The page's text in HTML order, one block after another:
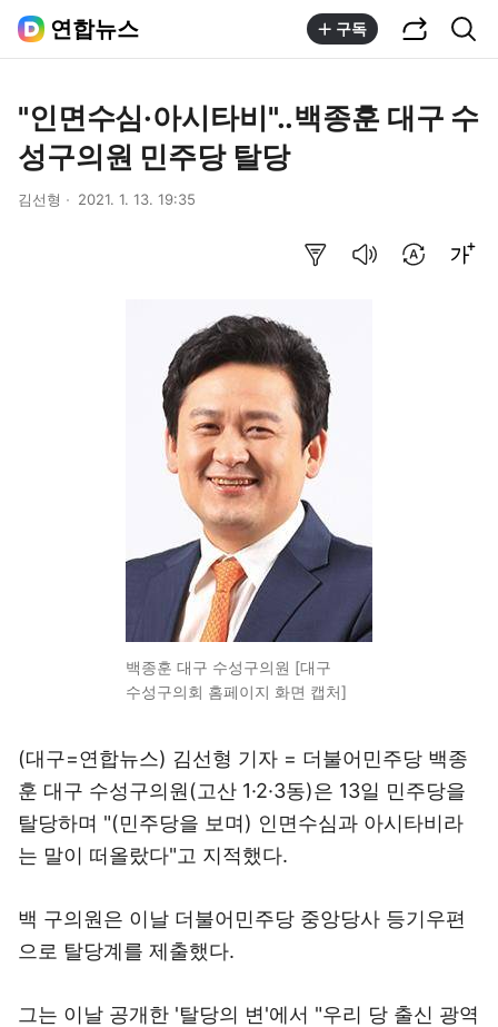
연합뉴스 구독
"인면수심·아시타비"..백종훈 대구 수
성구의원 민주당 탈당
김선형 2021. 1. 13. 19:35
백종훈 대구 수성구의원 [대구
수성구의회 홈페이지 화면 캡처]
(대구=연합뉴스) 김선형 기자 = 더불어민주당 백종
훈 대구 수성구의원(고산 1·2·3동)은 13일 민주당을
탈당하며 "(민주당을 보며) 인면수심과 아시타비라
는 말이 떠올랐다"고 지적했다.
백 구의원은 이날 더불어민주당 중앙당사 등기우편
으로 탈당계를 제출했다.
그는 이날 공개한 '탈당의 변'에서 "우리 당 출신 광역